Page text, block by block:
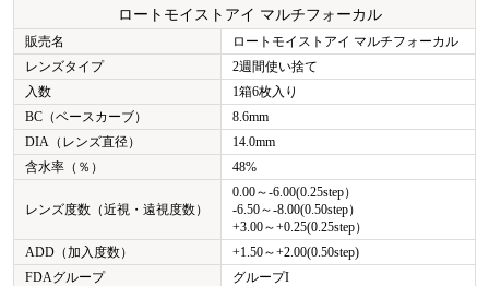
ロートモイストアイ マルチフォーカル
販売名
ロートモイストアイ マルチフォーカル
レンズタイプ
2週間使い捨て
入数
1箱6枚入り
BC（ベースカーブ）
8.6mm
DIA（レンズ直径）
14.0mm
含水率（％）
48%
レンズ度数（近視・遠視度数）
0.00～-6.00(0.25step）
-6.50～-8.00(0.50step）
+3.00～+0.25(0.25step）
ADD（加入度数）
+1.50～+2.00(0.50step)
FDAグループ
グループI